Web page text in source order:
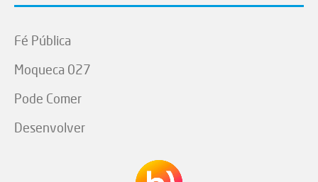
Fé Pública
Moqueca 027
Pode Comer
Desenvolver